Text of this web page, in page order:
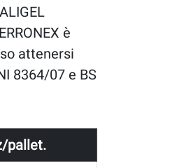
è
attenersi
8364/07 e BS
pallet.